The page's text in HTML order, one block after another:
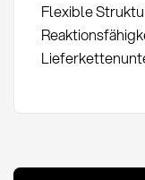
Flexible